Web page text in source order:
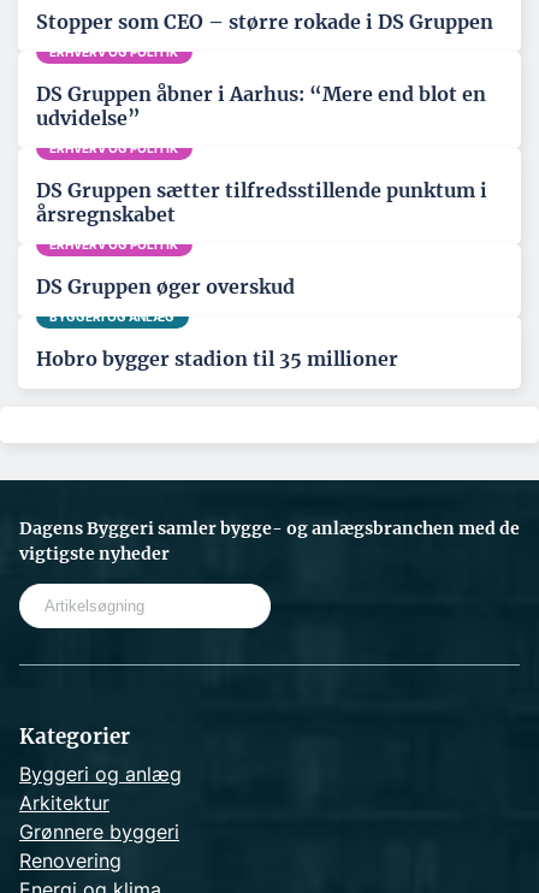
Stopper som CEO – større rokade i DS Gruppen
ERHVERV OG POLITIK
DS Gruppen åbner i Aarhus: “Mere end blot en
udvidelse”
ERHVERV OG POLITIK
DS Gruppen sætter tilfredsstillende punktum i
årsregnskabet
ERHVERV OG POLITIK
DS Gruppen øger overskud
BYGGERI OG ANLÆG
Hobro bygger stadion til 35 millioner
Dagens Byggeri samler bygge- og anlægsbranchen med de
vigtigste nyheder
Kategorier
Byggeri og anlæg
Arkitektur
Grønnere byggeri
Renovering